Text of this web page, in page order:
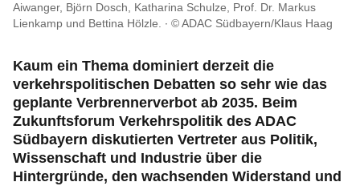
Motorsport & Ortsclubs
Aiwanger, Björn Dosch, Katharina Schulze, Prof. Dr. Markus
Lienkamp und Bettina Hölzle.
© ADAC Südbayern/Klaus Haag
Kaum ein Thema dominiert derzeit die
verkehrspolitischen Debatten so sehr wie das
geplante Verbrennerverbot ab 2035. Beim
Zukunftsforum Verkehrspolitik des ADAC
Südbayern diskutierten Vertreter aus Politik,
Wissenschaft und Industrie über die
Hintergründe, den wachsenden Widerstand und